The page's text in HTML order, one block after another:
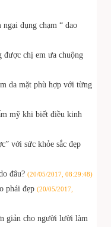
đụng chạm “ dao
được chị em ưa chuộng
da mặt phù hợp với từng
mỹ khi biết điều kinh
với sức khỏe sắc đẹp
đâu? (20/05/2017, 08:29:48)
phái đẹp (20/05/2017,
giản cho người lười làm